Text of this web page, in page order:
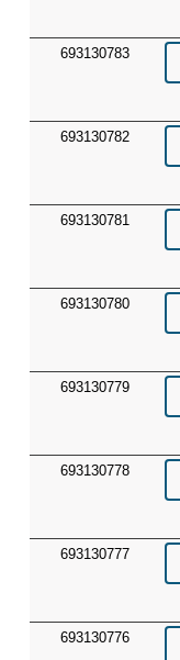
693130783
693130782
693130781
693130780
693130779
693130778
693130777
693130776